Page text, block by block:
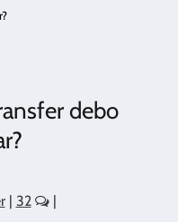
debo
| 32 |